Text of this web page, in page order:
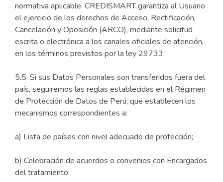
normativa aplicable. CREDISMART garantiza al Usuario
el ejercicio de los derechos de Acceso, Rectificación,
Cancelación y Oposición (ARCO), mediante solicitud
escrita o electrónica a los canales oficiales de atención,
en los términos previstos por la ley 29733.
5.5. Si sus Datos Personales son transferidos fuera del
país, seguiremos las reglas establecidas en el Régimen
de Protección de Datos de Perú, que establecen los
mecanismos correspondientes a:
a) Lista de países con nivel adecuado de protección;
b) Celebración de acuerdos o convenios con Encargados
del tratamiento;